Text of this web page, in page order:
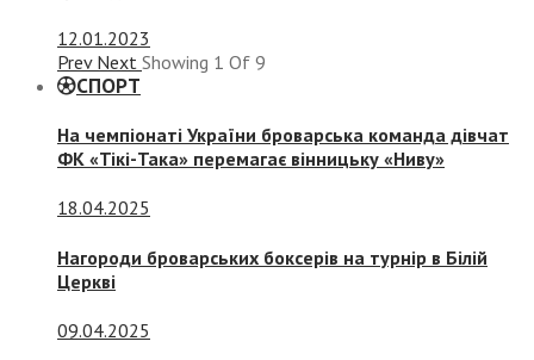
12.01.2023
Prev Next Showing 1 Of 9
СПОРТ
На чемпіонаті України броварська команда дівчат
ФК «Тікі-Така» перемагає вінницьку «Ниву»
18.04.2025
Нагороди броварських боксерів на турнір в Білій
Церкві
09.04.2025